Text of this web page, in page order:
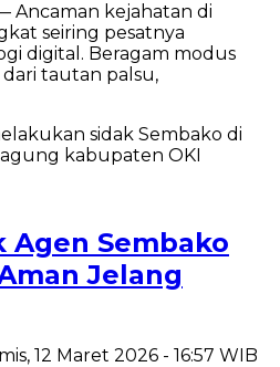
Ancaman kejahatan di
seiring pesatnya
digital. Beragam modus
tautan palsu,
Agen Sembako
Jelang
12 Maret 2026 - 16:57 WIB